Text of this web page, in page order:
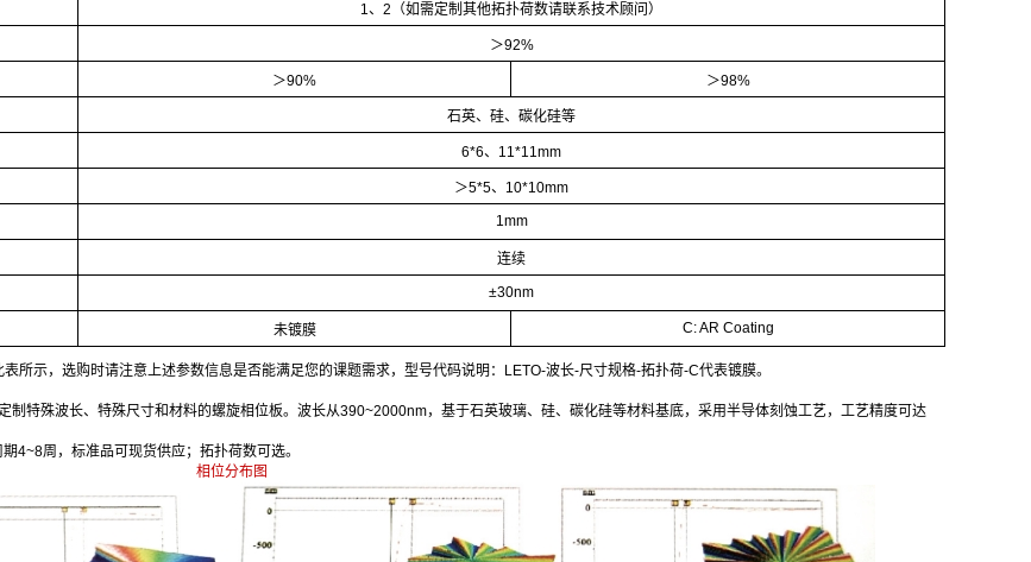
1、2（如需定制其他拓扑荷数请联系技术顾问）
＞92%
＞90% ＞98%
石英、硅、碳化硅等
6*6、11*11mm
＞5*5、10*10mm
1mm
连续
±30nm
未镀膜 C: AR Coating
所示，选购时请注意上述参数信息是否能满足您的课题需求，型号代码说明：LETO-波长-尺寸规格-拓扑荷-C代表镀膜。
特殊波长、特殊尺寸和材料的螺旋相位板。波长从390~2000nm，基于石英玻璃、硅、碳化硅等材料基底，采用半导体刻蚀工艺，工艺精度可达
4~8周，标准品可现货供应；拓扑荷数可选。
相位分布图